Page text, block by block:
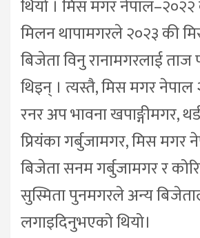
थियो । मिस मगर
मिलन थापामगरले २०२३ की
बिजेता विनु रानामगरलाई ताज
थिइन् । त्यस्तै, मिस मगर
रनर अप भावना खपाङ्गीमगर,
प्रियंका गर्बुजामगर, मिस मगर
बिजेता सनम गर्बुजामगर र
सुस्मिता पुनमगरले अन्य
लगाइदिनुभएको थियो।